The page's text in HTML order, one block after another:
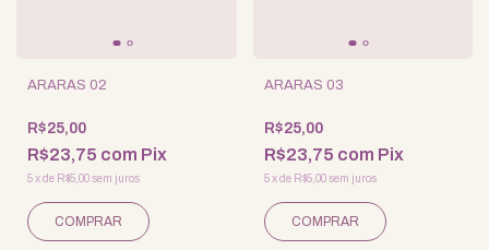
ARARAS 02
R$25,00
R$23,75 com Pix
5xde R$5,00sem juros
ARARAS 03
R$25,00
R$23,75 com Pix
5 xde R$5,00 sem juros